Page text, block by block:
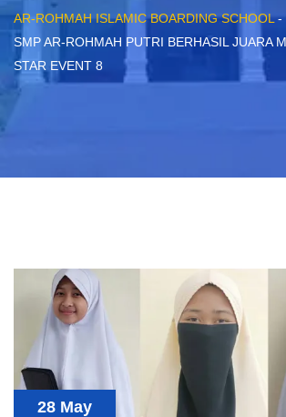
AR-ROHMAH ISLAMIC BOARDING SCHOOL-
SMP AR-ROHMAH PUTRI BERHASIL JUARA
STAR EVENT 8
28 May